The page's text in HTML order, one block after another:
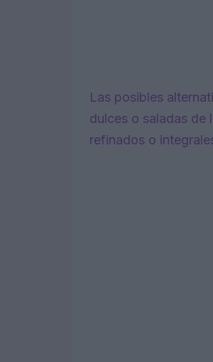
Las posibles
dulces o saladas de
refinados o